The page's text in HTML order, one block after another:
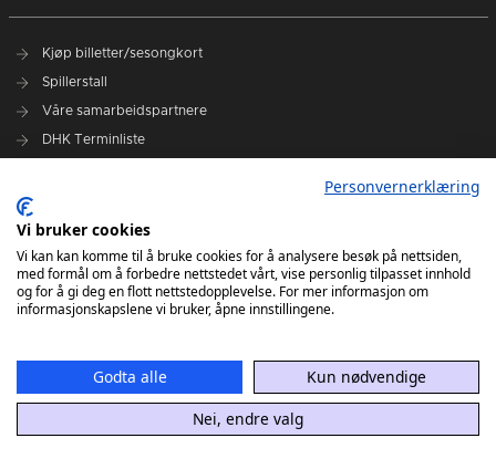
Kjøp billetter/sesongkort
Spillerstall
Våre samarbeidspartnere
DHK Terminliste
DHK på Instagram
DHK på TikTok
Personvernerklæring
Vi bruker cookies
Vi kan kan komme til å bruke cookies for å analysere besøk på nettsiden,
med formål om å forbedre nettstedet vårt, vise personlig tilpasset innhold
og for å gi deg en flott nettstedopplevelse. For mer informasjon om
informasjonskapslene vi bruker, åpne innstillingene.
Godta alle
Kun nødvendige
Nei, endre valg